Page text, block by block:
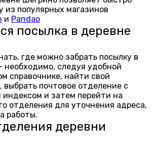
из популярных магазинов
и Pandao
посылка в деревне
где можно забрать посылку в
необходимо, следуя удобной
справочнике, найти свой
выбрать почтовое отделение с
и затем перейти на
отделения для уточнения адреса,
работы.
деревни